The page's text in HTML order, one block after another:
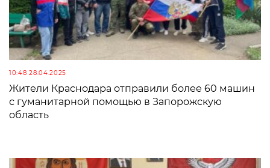
10:48 28.04.2025
Жители Краснодара отправили более 60 машин
с гуманитарной помощью в Запорожскую
область